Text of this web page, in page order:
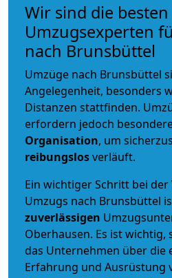
Wir sind die besten
Umzugsexperten
nach Brunsbüttel
Umzüge nach Brunsbüttel
Angelegenheit, besonders
Distanzen stattfinden.
erfordern jedoch
Organisation, um
reibungslosverläuft.
Ein wichtiger Schritt bei
Umzugs nach Brunsbüttel
zuverlässigen
Oberhausen. Es ist wichtig,
das Unternehmen über die
Erfahrung und Ausrüstung